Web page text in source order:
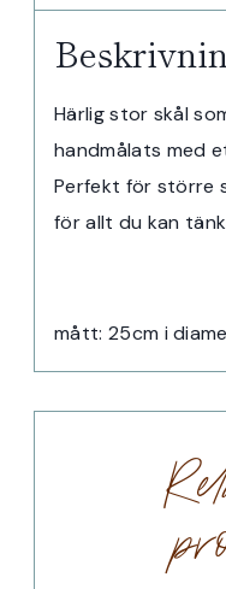
Härlig stor skål
handmålats med
Perfekt för större
för allt du kan
mått: 25cm i